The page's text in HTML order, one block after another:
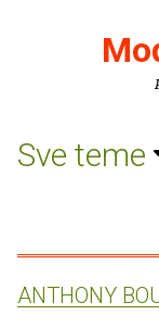
Sve teme
ANTHONY